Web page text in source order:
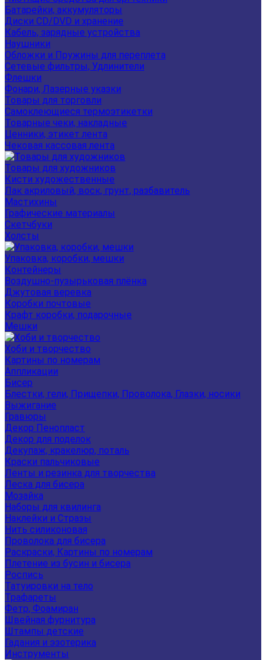
Батарейки, аккумуляторы
Диски CD/DVD и хранение
Кабель, зарядные устройства
Наушники
Обложки и Пружины для переплета
Сетевые фильтры, Удлинители
Флешки
Фонари, Лазерные указки
Товары для торговли
Самоклеющиеся термоэтикетки
Товарные чеки, накладные
Ценники, этикет лента
Чековая кассовая лента
Товары для художников
Кисти художественные
Лак акриловый, воск, грунт, разбавитель
Мастихины
Графические материалы
Скетчбуки
Холсты
Упаковка, коробки, мешки
Контейнеры
Воздушно-пузырьковая плёнка
Джутовая веревка
Коробки почтовые
Крафт коробки, подарочные
Мешки
Хоби и творчество
Картины по номерам
Аппликации
Бисер
Блестки, гели, Прищепки, Проволока, Глазки, носики
Выжигание
Гравюры
Декор Пенопласт
Декор для поделок
Декупаж, кракелюр, поталь
Краски пальчиковые
Ленты и резинка для творчества
Леска для бисера
Мозайка
Наборы для квилинга
Наклейки и Стразы
Нить силиконовая
Проволока для бисера
Раскраски, Картины по номерам
Плетение из бусин и бисера
Роспись
Татуировки на тело
Трафареты
Фетр, Фоамиран
Швейная фурнитура
Штампы детские
Гадания и эзотерика
Инструменты